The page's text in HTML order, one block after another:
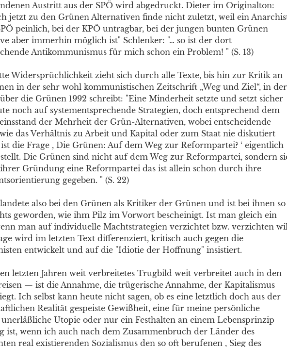
Austritt aus der SPÖ wird abgedruckt. Dieter im Originalton:
jetzt zu den Grünen Alternativen finde nicht zuletzt, weil ein
peinlich, bei der KPÖ untragbar, bei der jungen bunten Grünen
aber immerhin möglich ist" Schlenker: "… so ist der dort
Antikommunismus für mich schon ein Problem! " (S. 13)
Widersprüchlichkeit zieht sich durch alle Texte, bis hin zur Kritik an
in der sehr wohl kommunistischen Zeitschrift „Weg und Ziel“, in der
die Grünen 1992 schreibt: "Eine Minderheit setzte und setzt sicher
noch auf systementsprechende Strategien, doch entsprechend dem
der Mehrheit der Grün-Alternativen, wobei entscheidende
das Verhältnis zu Arbeit und Kapital oder zum Staat nie diskutiert
die Frage , Die Grünen: Auf dem Weg zur Reformpartei? ‘ eigentlich
Die Grünen sind nicht auf dem Weg zur Reformpartei, sondern
Gründung eine Reformpartei das ist allein schon durch ihre
gegeben. " (S. 22)
also bei den Grünen als Kritiker der Grünen und ist bei ihnen so
geworden, wie ihm Pilz im Vorwort bescheinigt. Ist man gleich ein
man auf individuelle Machtstrategien verzichtet bzw. verzichten
wird im letzten Text differenziert, kritisch auch gegen die
entwickelt und auf die "Idiotie der Hoffnung" insistiert.
letzten Jahren weit verbreitetes Trugbild weit verbreitet auch in den
— ist die Annahme, die trügerische Annahme, der Kapitalismus
Ich selbst kann heute nicht sagen, ob es eine letztlich doch aus der
Realität gespeiste Gewißheit, eine für meine persönliche
Utopie oder nur ein Festhalten an einem Lebensprinzip
ist, wenn ich auch nach dem Zusammenbruch der Länder des
real existierenden Sozialismus den so oft berufenen , Sieg des